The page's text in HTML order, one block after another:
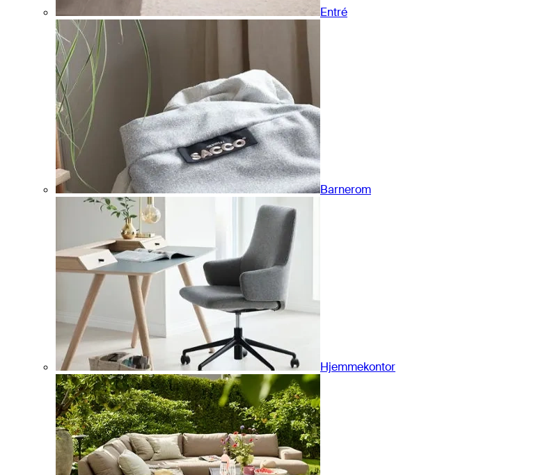
Entré
Barnerom
Hjemmekontor